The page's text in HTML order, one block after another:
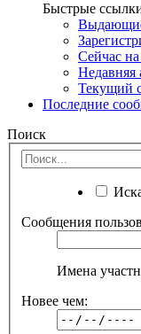
Быстрые
Сейчас
Недавняя
Текущий
Последние
Поиск
Сообщения
Имена
Новее чем: